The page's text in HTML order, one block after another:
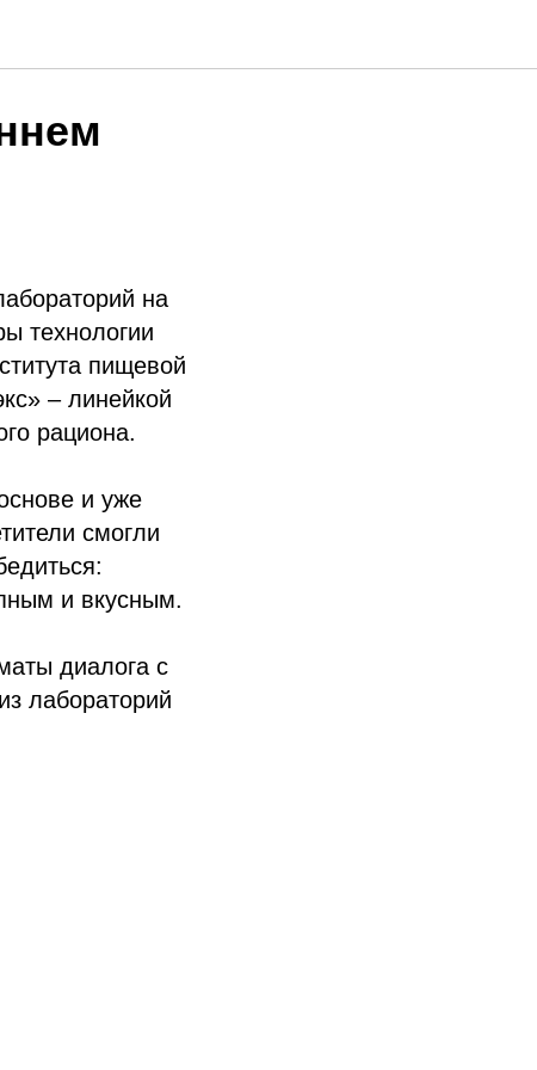
на
технологии
пищевой
– линейкой
рациона.
и уже
смогли
и вкусным.
диалога с
лабораторий